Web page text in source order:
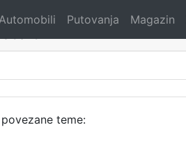
Putovanja Magazin
povezane teme: